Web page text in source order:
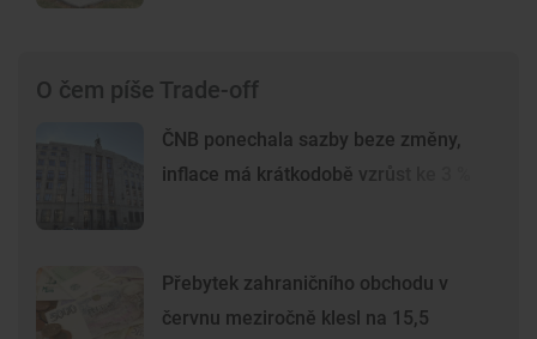
O čem píše Trade-off
ČNB ponechala sazby beze změny,
inflace má krátkodobě vzrůst ke 3 %
Přebytek zahraničního obchodu v
červnu meziročně klesl na 15,5